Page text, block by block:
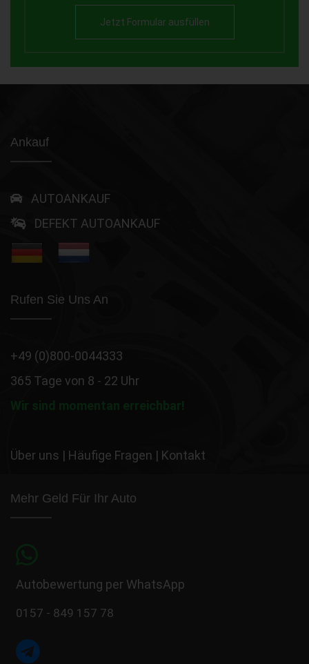
Jetzt Formular ausfüllen
Ankauf
AUTOANKAUF
DEFEKT AUTOANKAUF
Rufen Sie Uns An
+49 (0)800-0044333
365 Tage von 8 - 22 Uhr
Wir sind momentan erreichbar!
Über uns | Häufige Fragen | Kontakt
Mehr Geld Für Ihr Auto
Autobewertung per WhatsApp
0157 - 849 157 78